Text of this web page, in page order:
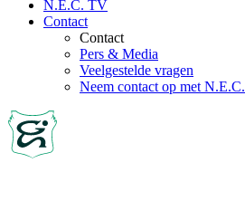
N.E.C. TV
Contact
Contact
Pers & Media
Veelgestelde vragen
Neem contact op met N.E.C.